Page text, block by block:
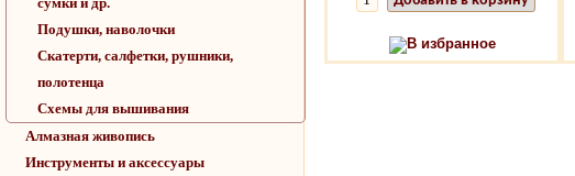
Подушки, наволочки
Скатерти, салфетки, рушники,
полотенца
Схемы для вышивания
Алмазная живопись
Инструменты и аксессуары
В избранное